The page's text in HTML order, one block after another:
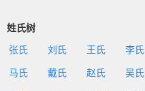
姓氏树
张氏 刘氏 王氏 李氏
马氏 戴氏 赵氏 吴氏